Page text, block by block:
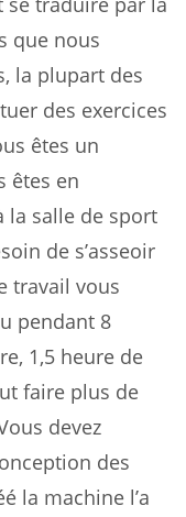
que nous
la plupart des
des exercices
êtes un
êtes en
la salle de sport
de s’asseoir
travail vous
pendant 8
1,5 heure de
faire plus de
devez
des
la machine l’a